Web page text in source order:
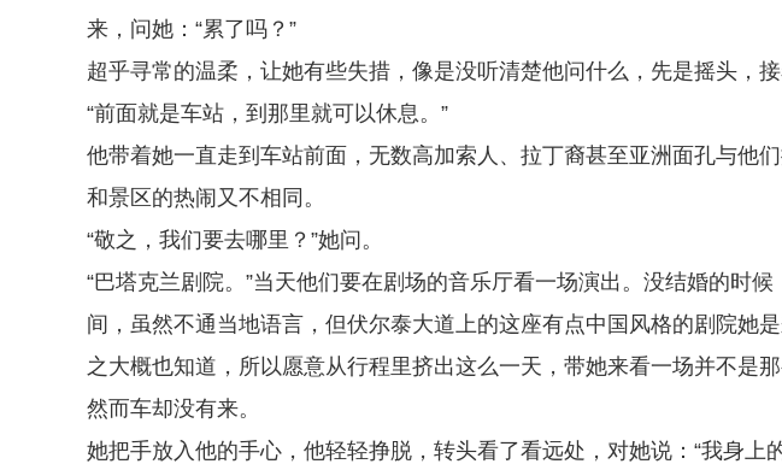
来，问她：“累了吗？”
超乎寻常的温柔，让她有些失措，像是没听清楚他问什么，先是摇头，
“前面就是车站，到那里就可以休息。”
他带着她一直走到车站前面，无数高加索人、拉丁裔甚至亚洲面孔与他
和景区的热闹又不相同。
“敬之，我们要去哪里？”她问。
“巴塔克兰剧院。”当天他们要在剧场的音乐厅看一场演出。没结婚的时
间，虽然不通当地语言，但伏尔泰大道上的这座有点中国风格的剧院她
之大概也知道，所以愿意从行程里挤出这么一天，带她来看一场并不是那
然而车却没有来。
她把手放入他的手心，他轻轻挣脱，转头看了看远处，对她说：“我身上